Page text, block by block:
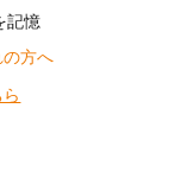
記憶
方へ